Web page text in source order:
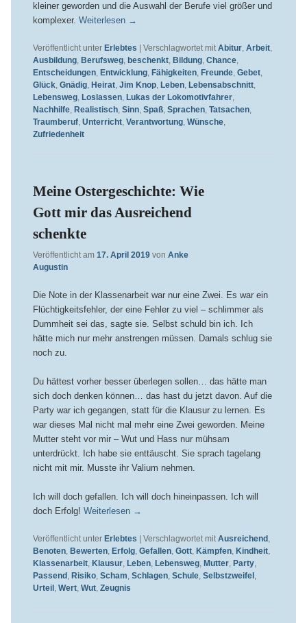
kleiner geworden und die Auswahl der Berufe viel größer und
komplexer. Weiterlesen →
Veröffentlicht unter Erlebtes Verschlagwortet mit Abitur, Arbeit,
Ausbildung, Berufsweg, beschenkt, Bildung, Chance,
Entscheidungen, Entwicklung, Fähigkeiten, Freunde, Gebet,
Glück, Gnädig, Heirat, Jim Knop, Leben, Lebensabschnitt,
Lebensweg, Loslassen, Lukas der Lokomotivfahrer,
Nachhilfe, Realistisch, Sinn, Spaß, Sprachen, Tatsachen,
Traumberuf, Unterricht, Verantwortung, Wünsche,
Zufriedenheit
Meine Ostergeschichte: Wie
Gott mir das Ausreichend
schenkte
Veröffentlicht am 17. April 2019 von Anke
Augustin
Die Note in der Klassenarbeit war nur eine Zwei. Es war ein
Flüchtigkeitsfehler, der eine Fehler zu viel – schlimmer als
Dummheit sei das, sagte sie. Selbst schuld bin ich. Ich
hätte mich nur mehr anstrengen müssen. Damals schlug sie
noch zu.
Du hättest vorher besser überlegen sollen… das hätte man
sich doch denken können… das hast du jetzt davon. Auf die
Party war ich gegangen, statt für die Klausur zu lernen. Es
war dieses Mal nicht mal mehr eine Zwei geworden. Meine
Mutter steht vor mir – Wut und Hass nur mühsam
unterdrückt. Ich habe sie enttäuscht. Sie sprach tagelang
nicht mit mir. Musste ihr Valium nehmen.
Ich will doch gefallen. Ich will doch hineinpassen. Ich will
doch Erfolg! Weiterlesen →
Veröffentlicht unter Erlebtes Verschlagwortet mit Ausreichend ,
Benoten, Bewerten, Erfolg, Gefallen, Gott, Kämpfen, Kindheit,
Klassenarbeit, Klausur, Leben, Lebensweg, Mutter, Party,
Passend , Risiko, Scham, Schlagen, Schule, Selbstzweifel ,
Urteil , Wert, Wut, Zeugnis